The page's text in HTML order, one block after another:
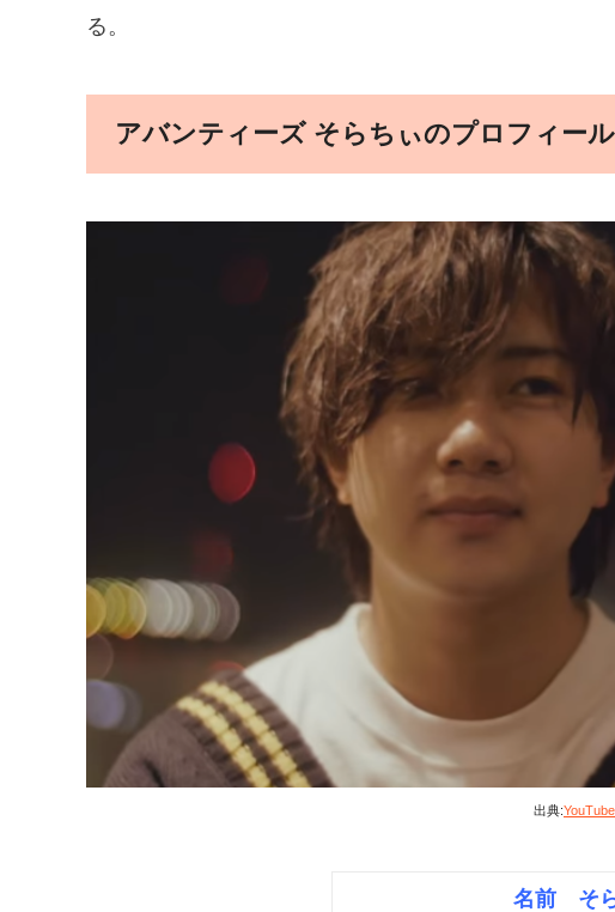
る。
アバンティーズ そらちぃのプロフィー
出典:
名前 そ